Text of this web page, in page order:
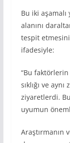
Bu iki aşamalı
alanını
tespit etmesini
ifadesiyle:
“Bu
sıklığı ve
ziyaretlerdi.
uyumun
Araştırmanın